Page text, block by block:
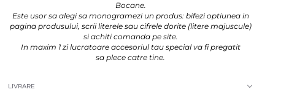
Bocane.
Este usor sa alegi sa monogramezi un produs: bifezi optiunea in
pagina produsului, scrii literele sau cifrele dorite (litere majuscule)
si achiti comanda pe site.
In maxim 1 zi lucratoare accesoriul tau special va fi pregatit
sa plece catre tine.
LIVRARE